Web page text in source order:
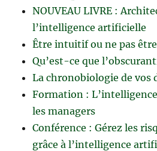
NOUVEAU LIVRE :
l’intelligence artificielle
Être intuitif ou ne pas
Qu’est-ce que
La chronobiologie de vos
Formation :
les managers
Conférence : Gérez les
grâce à l’intelligence